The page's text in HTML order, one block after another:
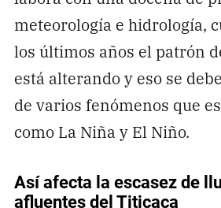
meteorología e hidrología,
los últimos años el patrón
está alterando y eso se
de varios fenómenos que
como La Niña y El Niño.